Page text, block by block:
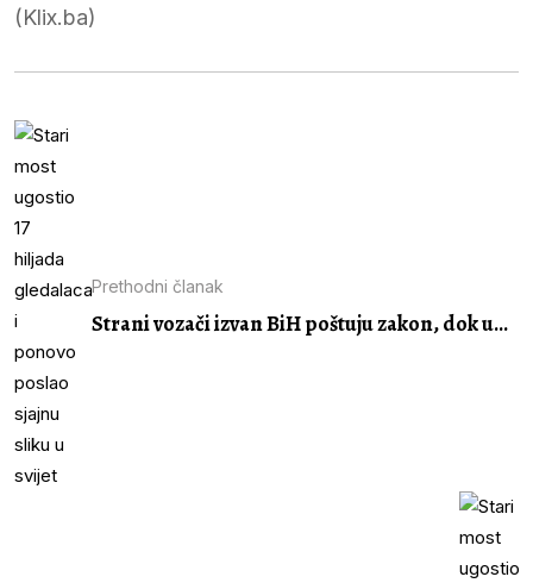
(Klix.ba)
Prethodni članak
Strani vozači izvan BiH poštuju zakon, dok u...